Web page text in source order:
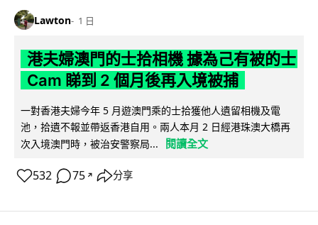
Lawton 1 日
港夫婦澳門的士拾相機 據為己有被的士
Cam 睇到 2 個月後再入境被捕
一對香港夫婦今年 5 月遊澳門乘的士拾獲他人遺留相機及電
池，拾遺不報並帶返香港自用。兩人本月 2 日經港珠澳大橋再
次入境澳門時，被治安警察局...
閱讀全文
532 75 ↗ 分享